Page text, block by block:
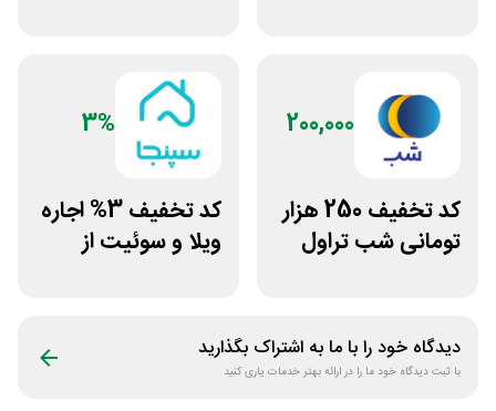
200,000
کد تخفیف 250 هزار
تومانی شب تراول
3%
کد تخفیف 3% اجاره
ویلا و سوئیت از
دیدگاه خود را با ما به اشتراک بگذارید
با ثبت دیدگاه خود ما را در ارائه بهتر خدمات یاری کنید